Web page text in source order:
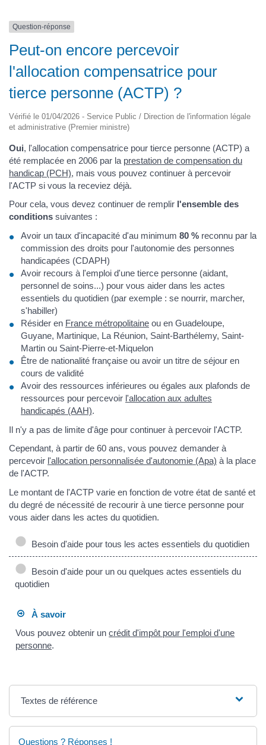
Question-réponse
Peut-on encore percevoir
l'allocation compensatrice pour
tierce personne (ACTP) ?
Vérifié le 01/04/2026 - Service Public / Direction de l'information légale
et administrative (Premier ministre)
Oui, l'allocation compensatrice pour tierce personne (ACTP) a
été remplacée en 2006 par la prestation de compensation du
handicap (PCH), mais vous pouvez continuer à percevoir
l'ACTP si vous la receviez déjà.
Pour cela, vous devez continuer de remplir l'ensemble des
conditions suivantes :
Avoir un taux d'incapacité d'au minimum 80 % reconnu par la
commission des droits pour l'autonomie des personnes
handicapées (CDAPH)
Avoir recours à l'emploi d'une tierce personne (aidant,
personnel de soins...) pour vous aider dans les actes
essentiels du quotidien (par exemple : se nourrir, marcher,
s'habiller)
Résider en France métropolitaine ou en Guadeloupe,
Guyane, Martinique, La Réunion, Saint-Barthélemy, Saint-
Martin ou Saint-Pierre-et-Miquelon
Être de nationalité française ou avoir un titre de séjour en
cours de validité
Avoir des ressources inférieures ou égales aux plafonds de
ressources pour percevoir l'allocation aux adultes
handicapés (AAH).
Il n'y a pas de limite d'âge pour continuer à percevoir l'ACTP.
Cependant, à partir de 60 ans, vous pouvez demander à
percevoir l'allocation personnalisée d'autonomie (Apa) à la place
de l'ACTP.
Le montant de l'ACTP varie en fonction de votre état de santé et
du degré de nécessité de recourir à une tierce personne pour
vous aider dans les actes du quotidien.
Besoin d'aide pour tous les actes essentiels du quotidien
Besoin d'aide pour un ou quelques actes essentiels du
quotidien
À savoir
Vous pouvez obtenir uncrédit d'impôt pour l'emploi d'une
personne.
Textes de référence
Questions ? Réponses !